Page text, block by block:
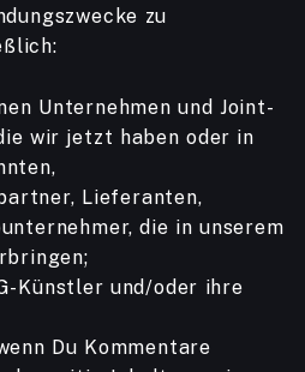
zu
Unternehmen und Joint-
wir jetzt haben oder in
Lieferanten,
die in unserem
Künstler und/oder ihre
Du Kommentare